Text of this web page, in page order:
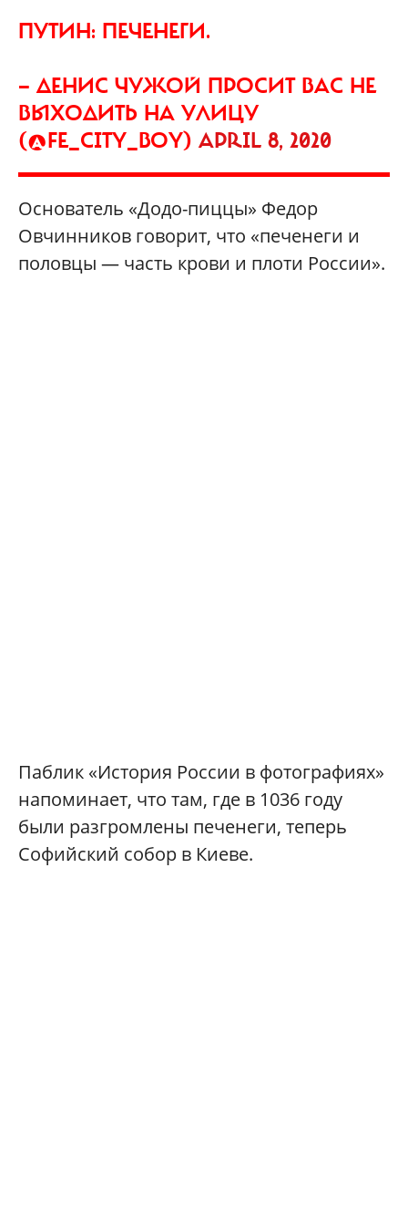
ПУТИН: ПЕЧЕНЕГИ.
— ДЕНИС ЧУЖОЙ ПРОСИТ ВАС НЕ
ВЫХОДИТЬ НА УЛИЦУ
(@FE_CITY_BOY) APRIL 8, 2020
Основатель «Додо-пиццы» Федор
Овчинников говорит, что «печенеги и
половцы — часть крови и плоти России».
Паблик «История России в фотографиях»
напоминает, что там, где в 1036 году
были разгромлены печенеги, теперь
Софийский собор в Киеве.